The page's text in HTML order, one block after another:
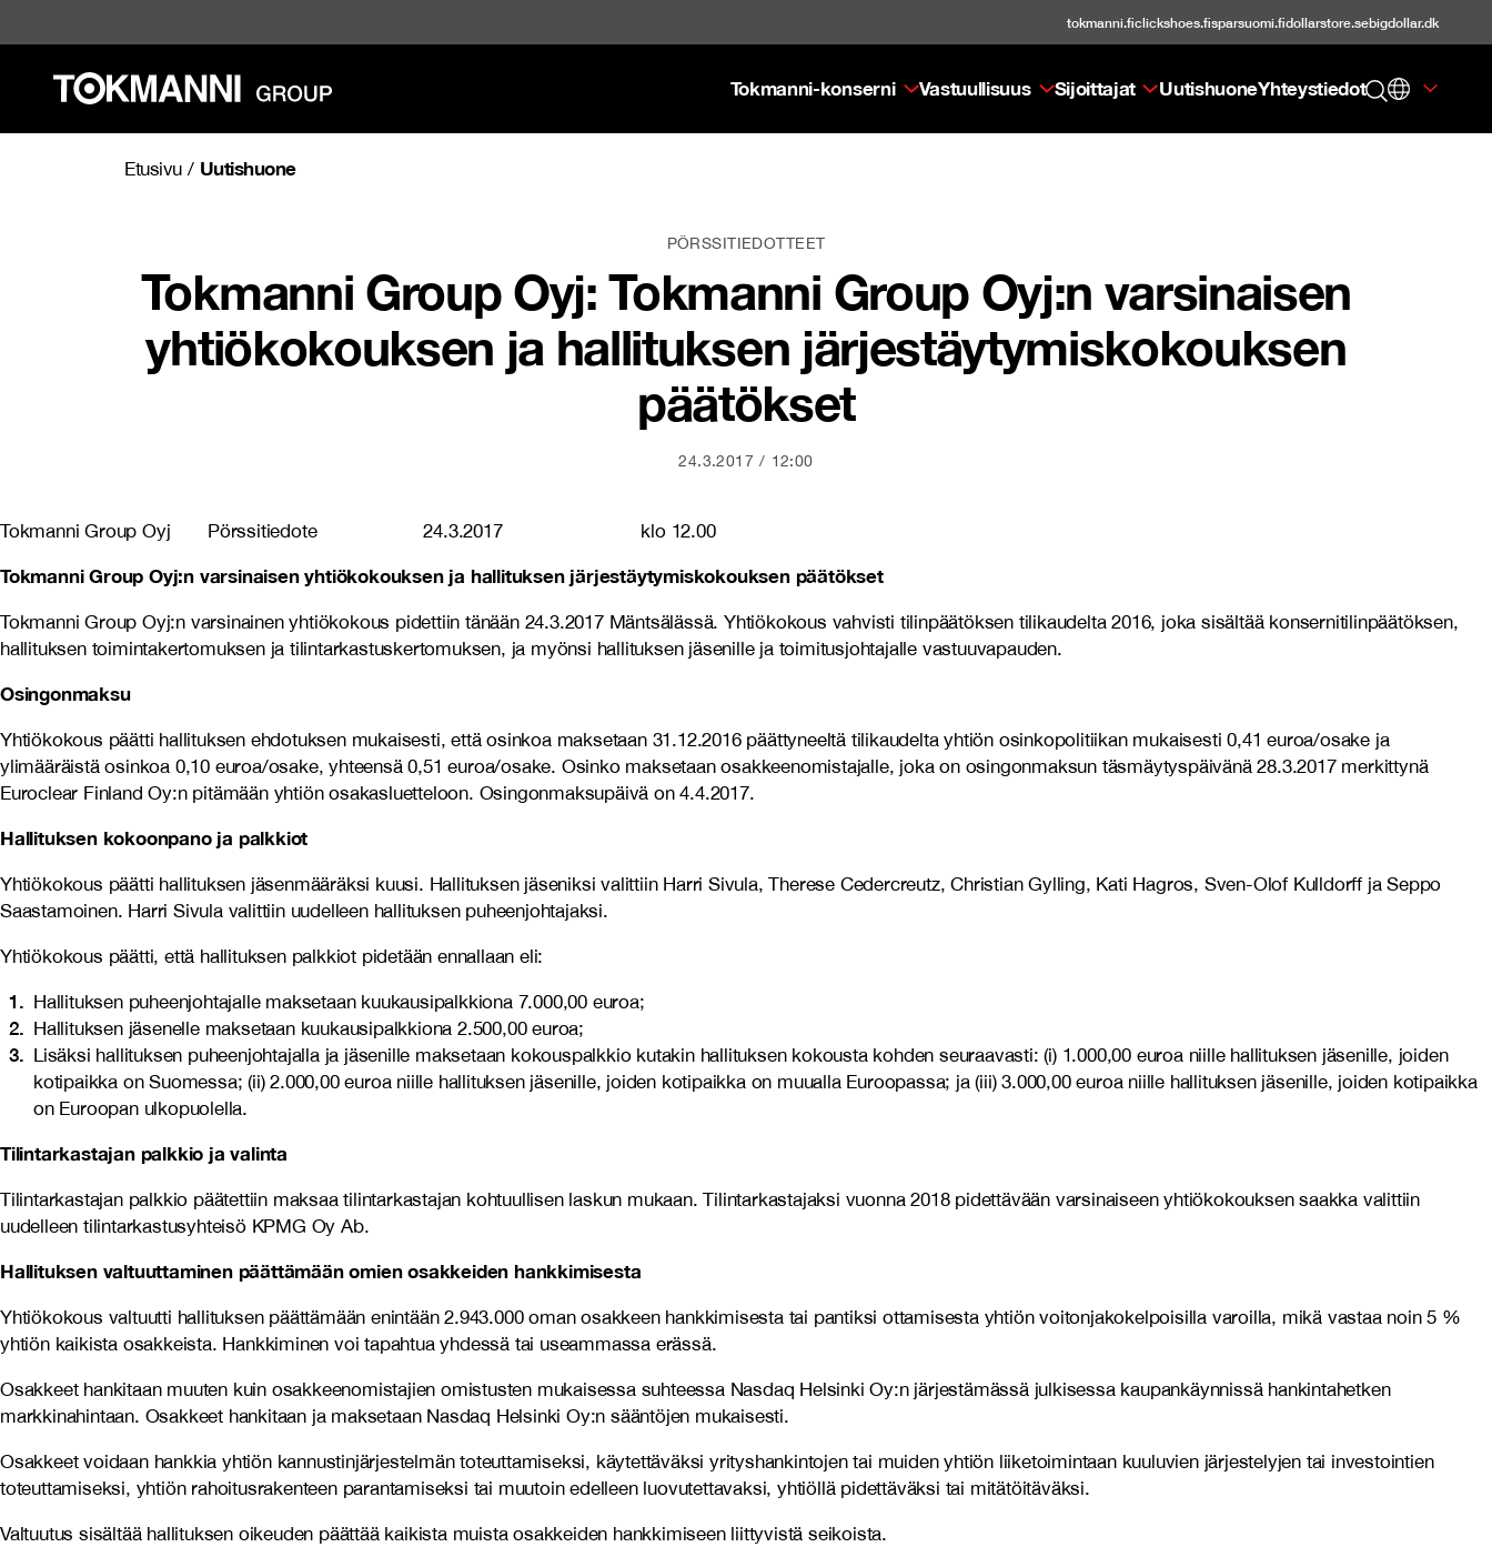
tokmanni.ficlickshoes.fisparsuomi.fidollarstore.sebigdollar.dk
Tokmanni-konserni Vastuullisuus Sijoittajat UutishuoneYhteystiedot
Etusivu/ Uutishuone
PÖRSSITIEDOTTEET
Tokmanni Group Oyj: Tokmanni Group Oyj:n varsinaisen
yhtiökokouksen ja hallituksen järjestäytymiskokouksen
päätökset
24.3.2017 12:00
Tokmanni Group Oyj Pörssitiedote 24.3.2017 klo 12.00
Tokmanni Group Oyj:n varsinaisen yhtiökokouksen ja hallituksen järjestäytymiskokouksen päätökset
Tokmanni Group Oyj:n varsinainen yhtiökokous pidettiin tänään 24.3.2017 Mäntsälässä. Yhtiökokous vahvisti tilinpäätöksen tilikaudelta 2016, joka sisältää konsernitilinpäätöksen,
hallituksen toimintakertomuksen ja tilintarkastuskertomuksen, ja myönsi hallituksen jäsenille ja toimitusjohtajalle vastuuvapauden.
Osingonmaksu
Yhtiökokous päätti hallituksen ehdotuksen mukaisesti, että osinkoa maksetaan 31.12.2016 päättyneeltä tilikaudelta yhtiön osinkopolitiikan mukaisesti 0,41 euroa/osake ja
ylimääräistä osinkoa 0,10 euroa/osake, yhteensä 0,51 euroa/osake. Osinko maksetaan osakkeenomistajalle, joka on osingonmaksun täsmäytyspäivänä 28.3.2017 merkittynä
Euroclear Finland Oy:n pitämään yhtiön osakasluetteloon. Osingonmaksupäivä on 4.4.2017.
Hallituksen kokoonpano ja palkkiot
Yhtiökokous päätti hallituksen jäsenmääräksi kuusi. Hallituksen jäseniksi valittiin Harri Sivula, Therese Cedercreutz, Christian Gylling, Kati Hagros, Sven-Olof Kulldorff ja Seppo
Saastamoinen. Harri Sivula valittiin uudelleen hallituksen puheenjohtajaksi.
Yhtiökokous päätti, että hallituksen palkkiot pidetään ennallaan eli:
Hallituksen puheenjohtajalle maksetaan kuukausipalkkiona 7.000,00 euroa;
Hallituksen jäsenelle maksetaan kuukausipalkkiona 2.500,00 euroa;
Lisäksi hallituksen puheenjohtajalla ja jäsenille maksetaan kokouspalkkio kutakin hallituksen kokousta kohden seuraavasti: (i) 1.000,00 euroa niille hallituksen jäsenille, joiden
kotipaikka on Suomessa; (ii) 2.000,00 euroa niille hallituksen jäsenille, joiden kotipaikka on muualla Euroopassa; ja (iii) 3.000,00 euroa niille hallituksen jäsenille, joiden kotipaikka
on Euroopan ulkopuolella.
Tilintarkastajan palkkio ja valinta
Tilintarkastajan palkkio päätettiin maksaa tilintarkastajan kohtuullisen laskun mukaan. Tilintarkastajaksi vuonna 2018 pidettävään varsinaiseen yhtiökokouksen saakka valittiin
uudelleen tilintarkastusyhteisö KPMG Oy Ab.
Hallituksen valtuuttaminen päättämään omien osakkeiden hankkimisesta
Yhtiökokous valtuutti hallituksen päättämään enintään 2.943.000 oman osakkeen hankkimisesta tai pantiksi ottamisesta yhtiön voitonjakokelpoisilla varoilla, mikä vastaa noin 5 %
yhtiön kaikista osakkeista. Hankkiminen voi tapahtua yhdessä tai useammassa erässä.
Osakkeet hankitaan muuten kuin osakkeenomistajien omistusten mukaisessa suhteessa Nasdaq Helsinki Oy:n järjestämässä julkisessa kaupankäynnissä hankintahetken
markkinahintaan. Osakkeet hankitaan ja maksetaan Nasdaq Helsinki Oy:n sääntöjen mukaisesti.
Osakkeet voidaan hankkia yhtiön kannustinjärjestelmän toteuttamiseksi, käytettäväksi yrityshankintojen tai muiden yhtiön liiketoimintaan kuuluvien järjestelyjen tai investointien
toteuttamiseksi, yhtiön rahoitusrakenteen parantamiseksi tai muutoin edelleen luovutettavaksi, yhtiöllä pidettäväksi tai mitätöitäväksi.
Valtuutus sisältää hallituksen oikeuden päättää kaikista muista osakkeiden hankkimiseen liittyvistä seikoista.